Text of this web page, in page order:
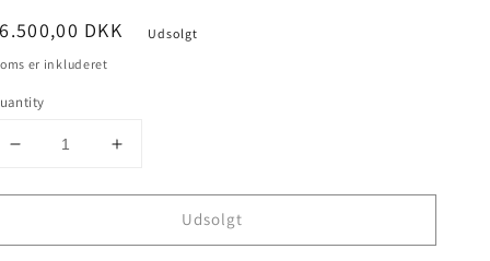
DKK
Udsolgt
er inkluderet
Decrease
for
!!
Increase
for
STOLEN
!!
Udsolgt